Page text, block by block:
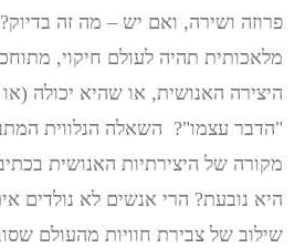
פרוזה ושירה, ואם יש – מה זה
מלאכותית תהיה לעולם חיקוי,
היצירה האנושית, או שהיא יכולה
"הדבר עצמו"? השאלה הנלווית
מקורה של היצירתיות האנושית
היא נובעת? הרי אנשים לא נולדים
שילוב של צבירת חוויות מהעולם